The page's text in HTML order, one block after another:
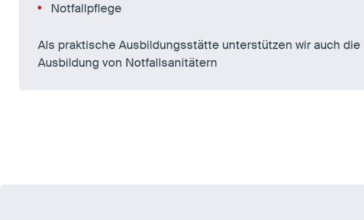
Notfallpflege
Als praktische Ausbildungsstätte unterstützen wir auch die
Ausbildung von Notfallsanitätern